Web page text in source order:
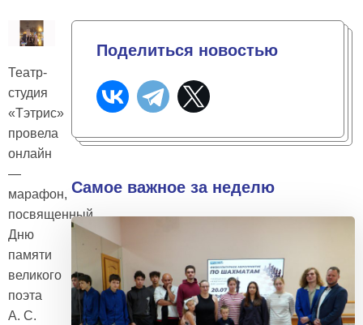
Театр-
студия
«Тэтрис»
провела
онлайн
—
марафон,
посвященный
Дню
памяти
великого
поэта
А. С.
Поделиться новостью
Самое важное за неделю